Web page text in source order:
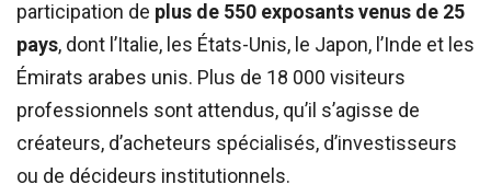
participation de plus de 550 exposants venus de 25
pays, dont l’Italie, les États-Unis, le Japon, l’Inde et les
Émirats arabes unis. Plus de 18 000 visiteurs
professionnels sont attendus, qu’il s’agisse de
créateurs, d’acheteurs spécialisés, d’investisseurs
ou de décideurs institutionnels.